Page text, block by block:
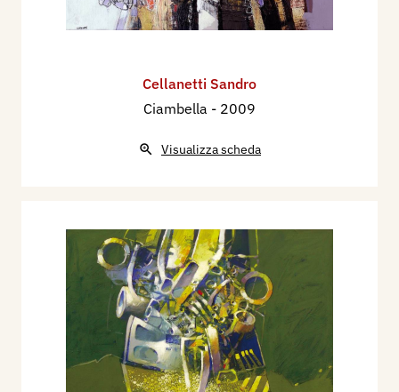
Cellanetti Sandro
Ciambella - 2009
Visualizza scheda